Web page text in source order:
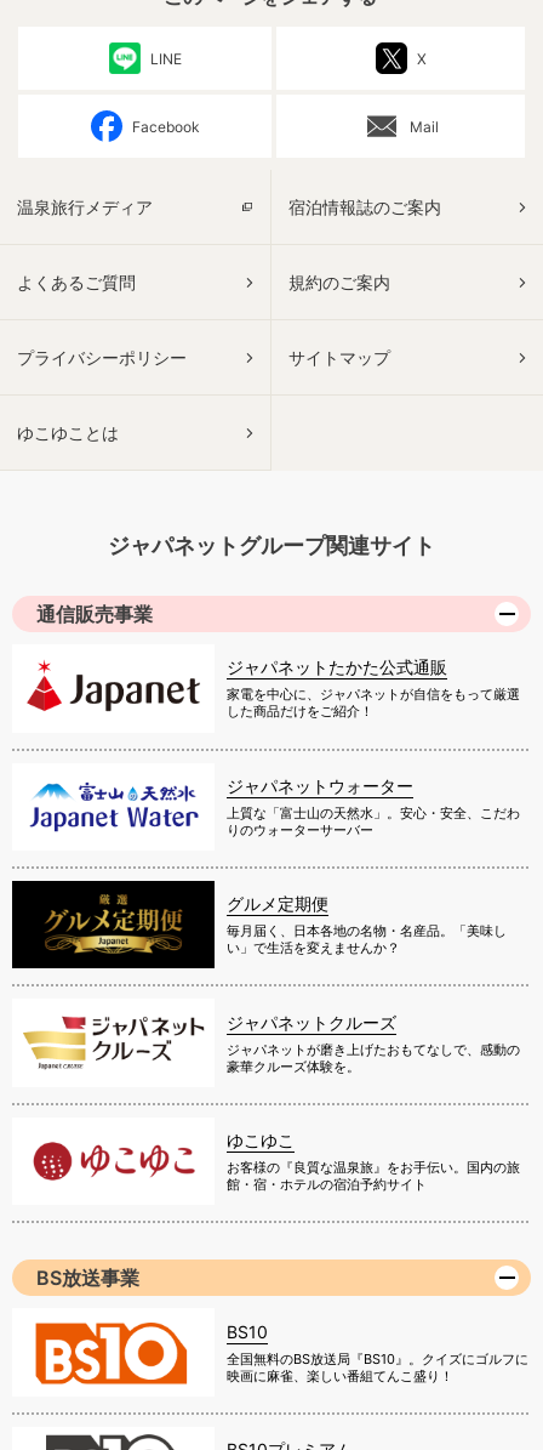
LINE X
Facebook Mail
温泉旅行メディア 宿泊情報誌のご案内
よくあるご質問 規約のご案内
プライバシーポリシー サイトマップ
ゆこゆことは
ジャパネットグループ関連サイト
通信販売事業
ジャパネットたかた公式通販
家電を中心に、ジャパネットが自信をもって厳選
した商品だけをご紹介！
ジャパネットウォーター
上質な「富士山の天然水」。安心・安全、こだわ
りのウォーターサーバー
グルメ定期便
毎月届く、日本各地の名物・名産品。「美味し
い」で生活を変えませんか？
ジャパネットクルーズ
ジャパネットが磨き上げたおもてなしで、感動の
豪華クルーズ体験を。
ゆこゆこ
お客様の『良質な温泉旅』をお手伝い。国内の旅
館・宿・ホテルの宿泊予約サイト
BS放送事業
BS10
全国無料のBS放送局『BS10』。クイズにゴルフに
映画に麻雀、楽しい番組てんこ盛り！